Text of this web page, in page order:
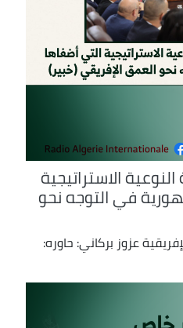
الاستراتيجية
في التوجه نحو
عزوز بركاني: حاوره: